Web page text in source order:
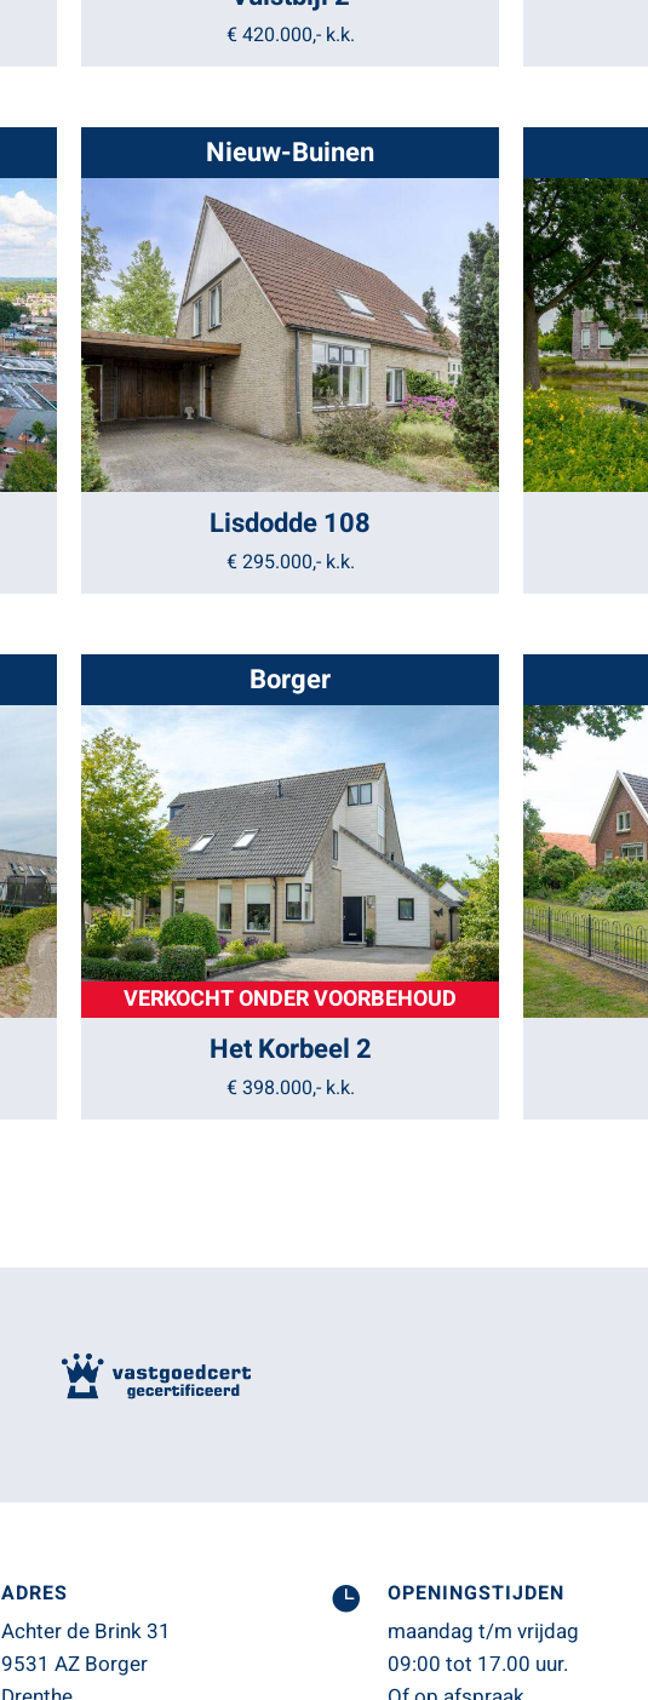
€ 420.000,- k.k.
Nieuw-Buinen
Lisdodde 108
€ 295.000,- k.k.
Borger
VERKOCHT ONDER VOORBEHOUD
Het Korbeel 2
€ 398.000,- k.k.
ADRES
Achter de Brink 31
9531 AZ Borger
 OPENINGSTIJDEN
maandag t/m vrijdag
09:00 tot 17.00 uur.